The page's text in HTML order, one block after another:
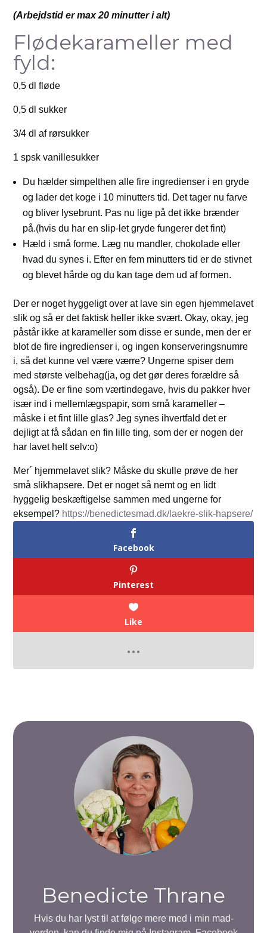
(Arbejdstid er max 20 minutter i alt)
Flødekarameller med
fyld:
0,5 dl fløde
0,5 dl sukker
3/4 dl af rørsukker
1 spsk vanillesukker
Du hælder simpelthen alle fire ingredienser i en gryde
og lader det koge i 10 minutters tid. Det tager nu farve
og bliver lysebrunt. Pas nu lige på det ikke brænder
på.(hvis du har en slip-let gryde fungerer det fint)
Hæld i små forme. Læg nu mandler, chokolade eller
hvad du synes i. Efter en fem minutters tid er de stivnet
og blevet hårde og du kan tage dem ud af formen.
Der er noget hyggeligt over at lave sin egen hjemmelavet
slik og så er det faktisk heller ikke svært. Okay, okay, jeg
påstår ikke at karameller som disse er sunde, men der er
blot de fire ingredienser i, og ingen konserveringsnumre
i, så det kunne vel være værre? Ungerne spiser dem
med største velbehag(ja, og det gør deres forældre så
også). De er fine som værtindegave, hvis du pakker hver
især ind i mellemlægspapir, som små karameller –
måske i et fint lille glas? Jeg synes ihvertfald det er
dejligt at få sådan en fin lille ting, som der er nogen der
har lavet helt selv:o)
Mer´ hjemmelavet slik? Måske du skulle prøve de her
små slikhapsere. Det er noget så nemt og en lidt
hyggelig beskæftigelse sammen med ungerne for
eksempel? https://benedictesmad.dk/laekre-slik-hapsere/
Facebook
Pinterest
Like
Benedicte Thrane
Hvis du har lyst til at følge mere med i min mad-